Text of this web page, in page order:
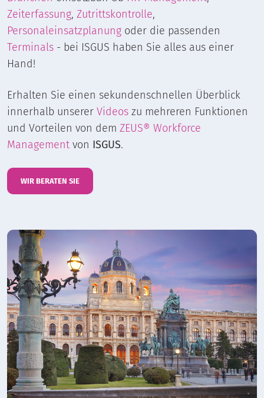
Zeiterfassung, Zutrittskontrolle,
Personaleinsatzplanung oder die passenden
Terminals - bei ISGUS haben Sie alles aus einer
Hand!
Erhalten Sie einen sekundenschnellen Überblick
innerhalb unserer Videos zu mehreren Funktionen
und Vorteilen von dem ZEUS® Workforce
Management von ISGUS.
WIR BERATEN SIE